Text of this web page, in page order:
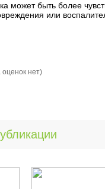
может быть более
или
оценок нет)